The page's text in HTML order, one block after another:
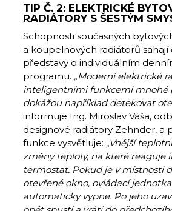
TIP Č. 2: ELEKTRICKÉ
RADIÁTORY S ŠESTÝM
Schopnosti současných
a koupelnových radiátorů sahají
představy o individuálním
programu. „Moderní elektrické
inteligentními funkcemi mnohé
dokážou například detekovat
informuje Ing. Miroslav Váša,
designové radiátory Zehnder, a
funkce vysvětluje: „Vnější
změny teploty, na které reaguje
termostat. Pokud je v místnosti
otevřené okno, ovládací
automaticky vypne. Po jeho